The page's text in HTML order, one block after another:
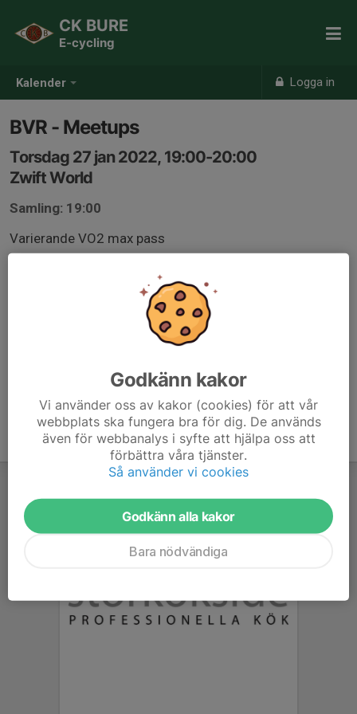
Kalender Logga in
CK BURE
E-cycling
BVR - Meetups
Torsdag 27 jan 2022, 19:00-20:00
Zwift World
Samling: 19:00
Varierande VO2 max pass
Godkänn kakor
Vi använder oss av kakor (cookies) för att vår
webbplats ska fungera bra för dig. De används
även för webbanalys i syfte att hjälpa oss att
förbättra våra tjänster.
Så använder vi cookies
Godkänn alla kakor
Bara nödvändiga